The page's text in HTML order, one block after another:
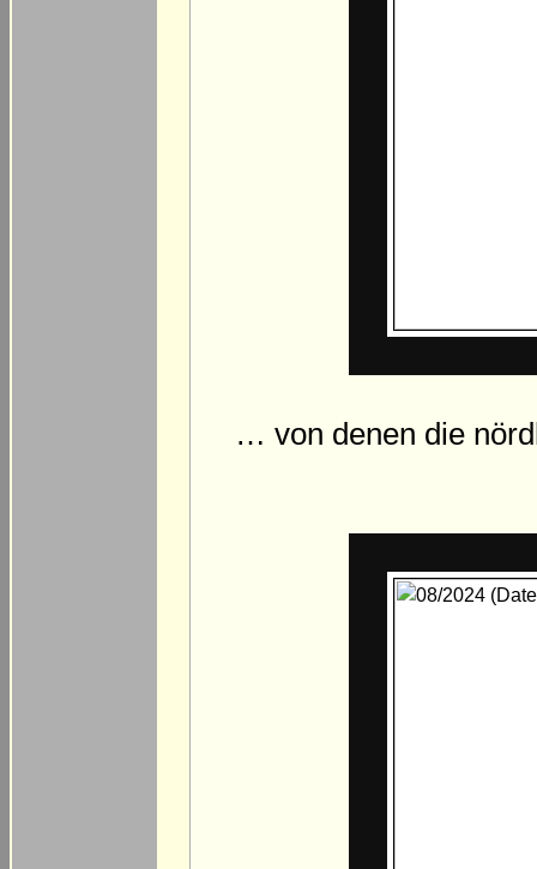
… von denen die